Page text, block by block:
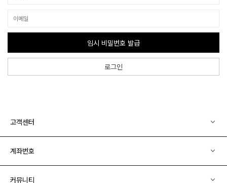
임시 비밀번호 발급
로그인
고객센터
계좌번호
커뮤니티